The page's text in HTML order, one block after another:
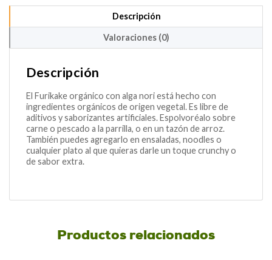
this
Descripción
Valoraciones (0)
Descripción
El Furikake orgánico con alga nori está hecho con
ingredientes orgánicos de origen vegetal. Es libre de
aditivos y saborizantes artificiales. Espolvoréalo sobre
carne o pescado a la parrilla, o en un tazón de arroz.
También puedes agregarlo en ensaladas, noodles o
cualquier plato al que quieras darle un toque crunchy o
de sabor extra.
Productos relacionados